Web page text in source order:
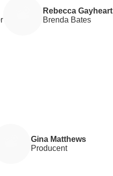
Rebecca Gayheart
Brenda Bates
Gina Matthews
Producent